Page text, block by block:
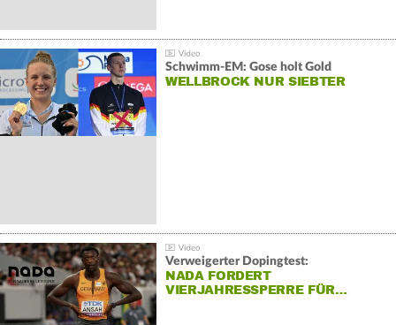
Schwimm-EM: Gose holt Gold
WELLBROCK NUR SIEBTER
Verweigerter Dopingtest:
NADA FORDERT
VIERJAHRESSPERRE FÜR…